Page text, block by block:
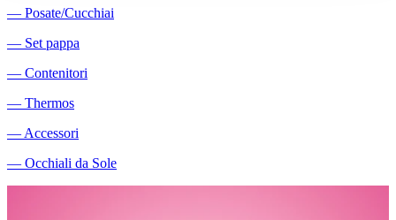
― Posate/Cucchiai
― Set pappa
― Contenitori
― Thermos
― Accessori
― Occhiali da Sole